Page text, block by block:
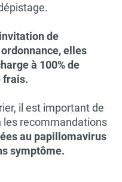
de
elles
à 100% de
frais.
il est important de
les recommandations
au papillomavirus
symptôme.